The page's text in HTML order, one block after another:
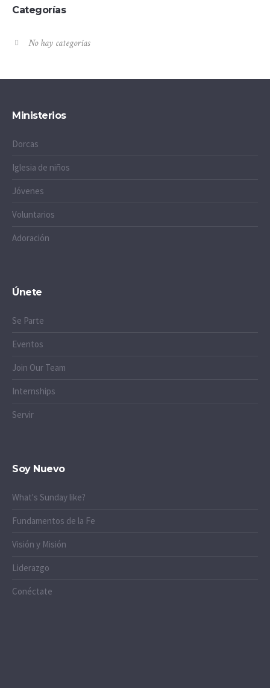
Categorías
No hay categorías
Ministerios
Dorcas
Iglesia de niños
Jóvenes
Voluntarios
Adoración
Únete
Se Parte
Eventos
Join Our Team
Internships
Servir
Soy Nuevo
What's Sunday like?
Fundamentos de la Fe
Visión y Misión
Liderazgo
Conéctate